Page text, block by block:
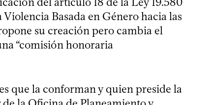
Basada en Género hacia las
su creación pero cambia el
“comisión honoraria
que la conforman y quien preside la